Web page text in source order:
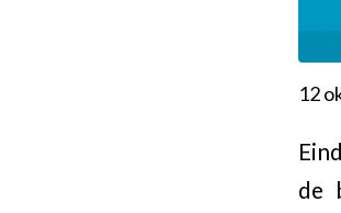
12
de